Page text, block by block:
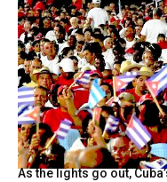
As the lights go out,